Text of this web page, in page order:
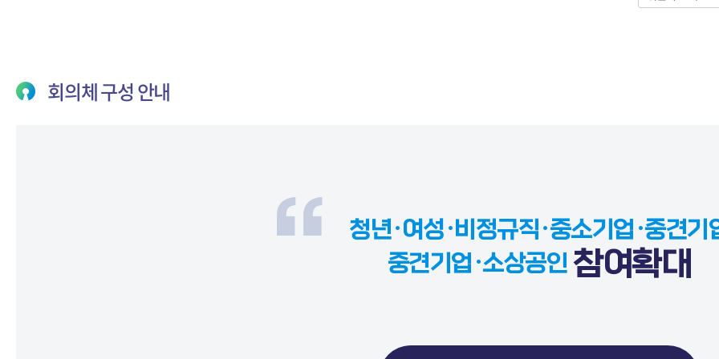
회의체 구성 안내
청년·여성·비정규직·중소기업·중견기
중견기업·소상공인 참여확대